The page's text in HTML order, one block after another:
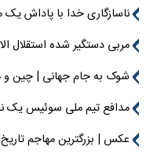
ناسازگاری خدا با پاداش یک
مربی دستگیر شده استقلال
شوک به جام جهانی | چین و
مدافع تیم ملی سوئیس یک
عکس | بزرگترین مهاجم